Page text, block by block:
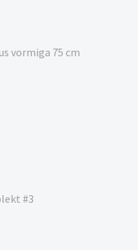
vormiga 75 cm
#3